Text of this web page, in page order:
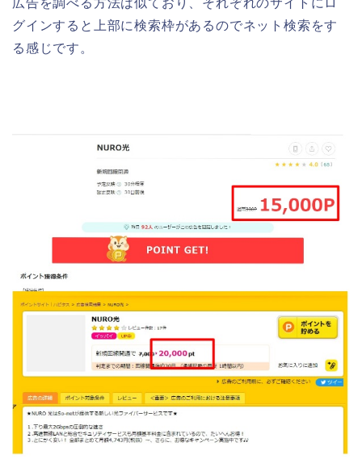
グインすると上部に検索枠があるのでネット検索をす
る感じです。